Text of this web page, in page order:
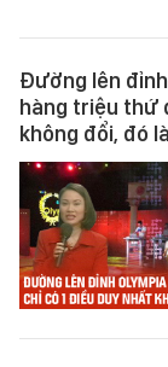
Đường lên
hàng triệu thứ
không đổi, đó